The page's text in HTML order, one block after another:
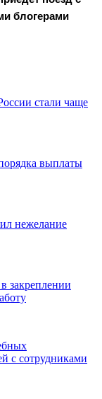
блогерами
стали чаще
выплаты
нежелание
закреплении
с сотрудниками